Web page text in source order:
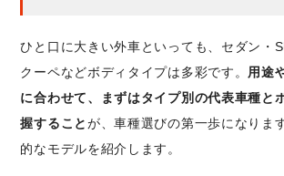
ひと口に大きい外車といっても、セダン・
クーペなどボディタイプは多彩です。 用途
に合わせて、まずはタイプ別の代表車種と
握することが、車種選びの第一歩になりま
的なモデルを紹介します。